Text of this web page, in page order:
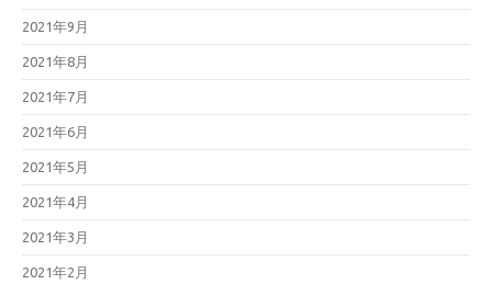
2021年9月
2021年8月
2021年7月
2021年6月
2021年5月
2021年4月
2021年3月
2021年2月